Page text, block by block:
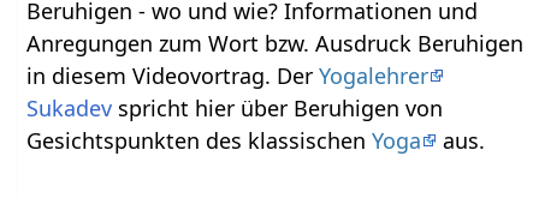
Beruhigen‏‎ - wo und wie? Informationen und
Anregungen zum Wort bzw. Ausdruck Beruhigen‏‎
in diesem Videovortrag. DerYogalehrer
Sukadev spricht hier über Beruhigen‏‎ von
Gesichtspunkten des klassischenYoga aus.